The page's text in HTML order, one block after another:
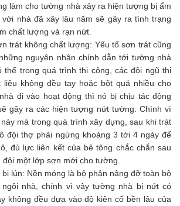
làm cho tường nhà xảy ra hiện tượng bị ẩm
với nhà đã xây lâu năm sẽ gây ra tình trạng
chất lượng và rạn nứt.
trát không chất lượng: Yếu tố sơn trát cũng
nguyên nhân chính dẫn tới tường nhà
thể trong quá trình thi công, các đội ngũ thi
liệu không đều tay hoặc bột quá nhiều cho
đi vào hoạt động thì nó bị chịu tác động
gây ra các hiện tượng nứt tường. Chính vì
mà trong quá trình xây dựng, sau khi trát
đội thợ phải ngừng khoảng 3 tới 4 ngày để
đủ lực liên kết của bê tông chắc chắn sau
một lớp sơn mới cho tường.
bị lún: Nền móng là bộ phận nâng đỡ toàn bộ
nhà, chính vì vậy tường nhà bị nứt có
không đều dựa vào độ kiên cố bền lâu của